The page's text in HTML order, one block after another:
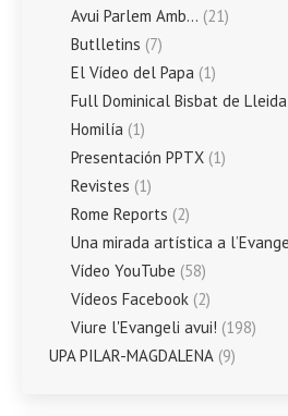
Avui Parlem Amb… (21)
Butlletins (7)
El Vídeo del Papa (1)
Full Dominical Bisbat de Lleida
Homilía (1)
Presentación PPTX (1)
Revistes (1)
Rome Reports (2)
Una mirada artística a
Vídeo YouTube (58)
Vídeos Facebook (2)
Viure l'Evangeli avui! (198)
UPA PILAR-MAGDALENA (9)